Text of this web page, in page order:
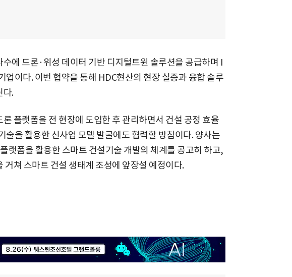
에 드론·위성 데이터 기반 디지털트윈 솔루션을 공급하며 I
업이다. 이번 협약을 통해 HDC현산의 현장 실증과 융합 솔루
다.
플랫폼을 전 현장에 도입한 후 관리하면서 건설 공정 효율
술을 활용한 신사업 모델 발굴에도 협력할 방침이다. 양사는
랫폼을 활용한 스마트 건설기술 개발의 체계를 공고히 하고,
거쳐 스마트 건설 생태계 조성에 앞장설 예정이다.